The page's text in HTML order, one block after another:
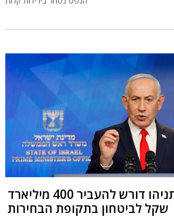
חשיפת גלובס: נתניהו דורש להעביר 400 מיליארד
שקל לביטחון בתקופת הבחירות